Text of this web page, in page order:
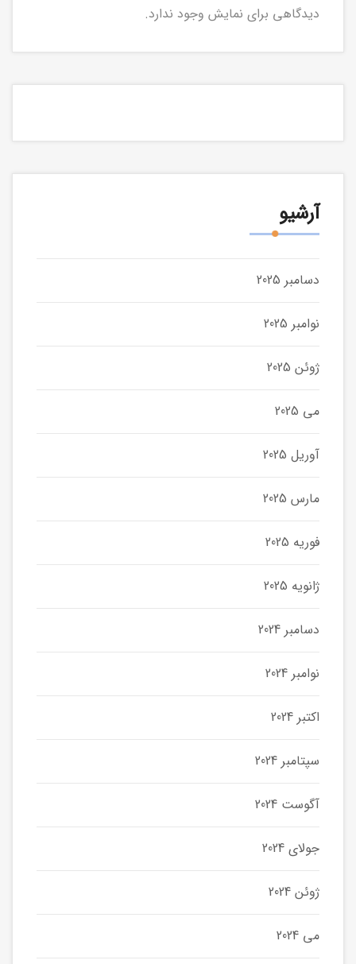
دیدگاهی برای نمایش وجود ندارد.
آرشیو
دسامبر 2025
نوامبر 2025
ژوئن 2025
می 2025
آوریل 2025
مارس 2025
فوریه 2025
ژانویه 2025
دسامبر 2024
نوامبر 2024
اکتبر 2024
سپتامبر 2024
آگوست 2024
جولای 2024
ژوئن 2024
می 2024